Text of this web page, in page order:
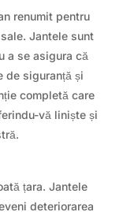
renumit pentru
Jantele sunt
a se asigura că
de siguranță și
completă care
vă liniște și
țara. Jantele
deteriorarea